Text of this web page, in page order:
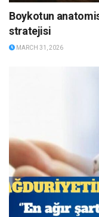
Boykotun
stratejisi
MARCH 31, 2026